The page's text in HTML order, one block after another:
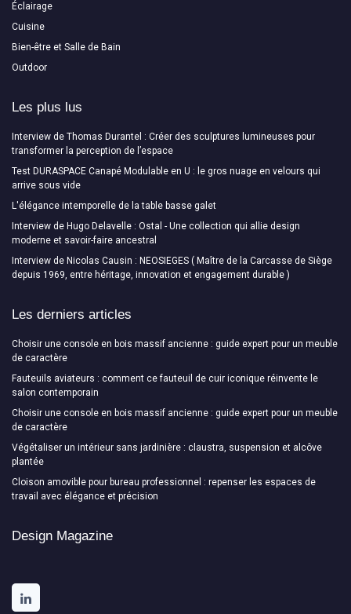
Éclairage
Cuisine
Bien-être et Salle de Bain
Outdoor
Les plus lus
Interview de Thomas Durantel : Créer des sculptures lumineuses pour
transformer la perception de l’espace
Test DURASPACE Canapé Modulable en U : le gros nuage en velours qui
arrive sous vide
L'élégance intemporelle de la table basse galet
Interview de Hugo Delavelle : Ostal - Une collection qui allie design
moderne et savoir-faire ancestral
Interview de Nicolas Causin : NEOSIEGES ( Maître de la Carcasse de Siège
depuis 1969, entre héritage, innovation et engagement durable )
Les derniers articles
Choisir une console en bois massif ancienne : guide expert pour un meuble
de caractère
Fauteuils aviateurs : comment ce fauteuil de cuir iconique réinvente le
salon contemporain
Choisir une console en bois massif ancienne : guide expert pour un meuble
de caractère
Végétaliser un intérieur sans jardinière : claustra, suspension et alcôve
plantée
Cloison amovible pour bureau professionnel : repenser les espaces de
travail avec élégance et précision
Design Magazine